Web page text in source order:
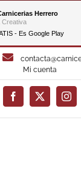
Herrero
Creativa
- Es Google Play
Mi cuenta
Facebook
X